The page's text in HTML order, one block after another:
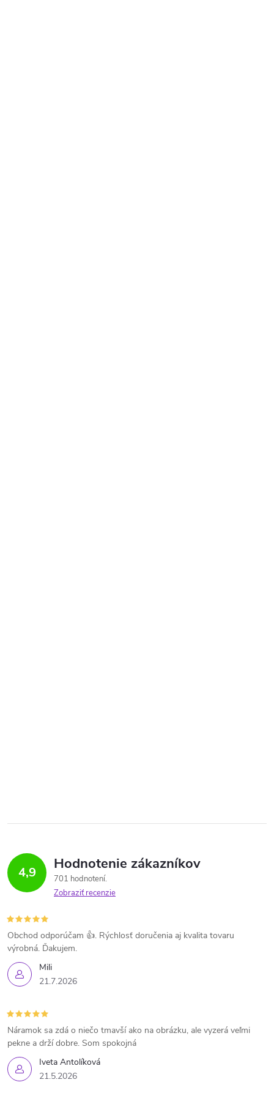
4,9 Hodnotenie zákazníkov
701 hodnotení
Zobraziť recenzie
Mili
21.7.2026
Obchod odporúčam 👍. Rýchlosť doručenia aj kvalita tovaru
výrobná. Ďakujem.
Iveta Antolíková
21.5.2026
Náramok sa zdá o niečo tmavší ako na obrázku, ale vyzerá veľmi
pekne a drží dobre. Som spokojná